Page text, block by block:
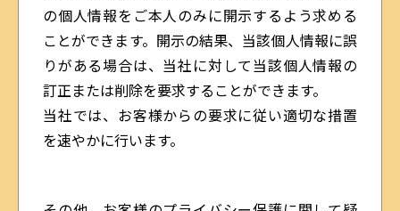
の個人情報をご本人のみに開示するよう求める
ことができます。開示の結果、当該個人情報に誤
りがある場合は、当社に対して当該個人情報の
訂正または削除を要求することができます。
当社では、お客様からの要求に従い適切な措置
を速やかに行います。